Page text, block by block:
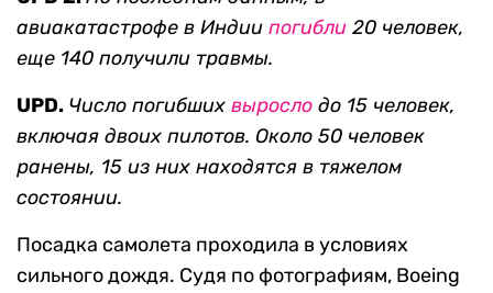
авиакатастрофе в Индии погибли 20 человек,
еще 140 получили травмы.
UPD. Число погибших выросло до 15 человек,
включая двоих пилотов. Около 50 человек
ранены, 15 из них находятся в тяжелом
состоянии.
Посадка самолета проходила в условиях
сильного дождя. Судя по фотографиям, Boeing